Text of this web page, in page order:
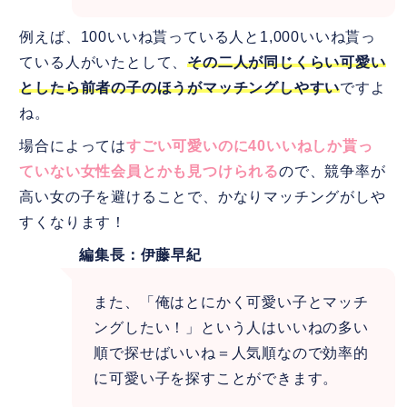
例えば、100いいね貰っている人と1,000いいね貰っ
ている人がいたとして、その二人が同じくらい可愛い
としたら前者の子のほうがマッチングしやすいですよ
ね。
場合によってはすごい可愛いのに40いいねしか貰っ
ていない女性会員とかも見つけられるので、競争率が
高い女の子を避けることで、かなりマッチングがしや
すくなります！
編集長：伊藤早紀
また、「俺はとにかく可愛い子とマッチ
ングしたい！」という人はいいねの多い
順で探せばいいね＝人気順なので効率的
に可愛い子を探すことができます。